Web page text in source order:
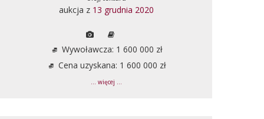
aukcja z 13 grudnia 2020
Wywoławcza: 1 600 000 zł
Cena uzyskana: 1 600 000 zł
... więcej ...